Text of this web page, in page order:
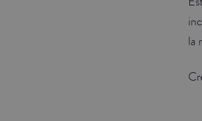
la